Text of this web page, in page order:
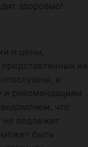
здоровью!
и цены,
представленных на
и
и рекомендациям
что
не подлежит
быть